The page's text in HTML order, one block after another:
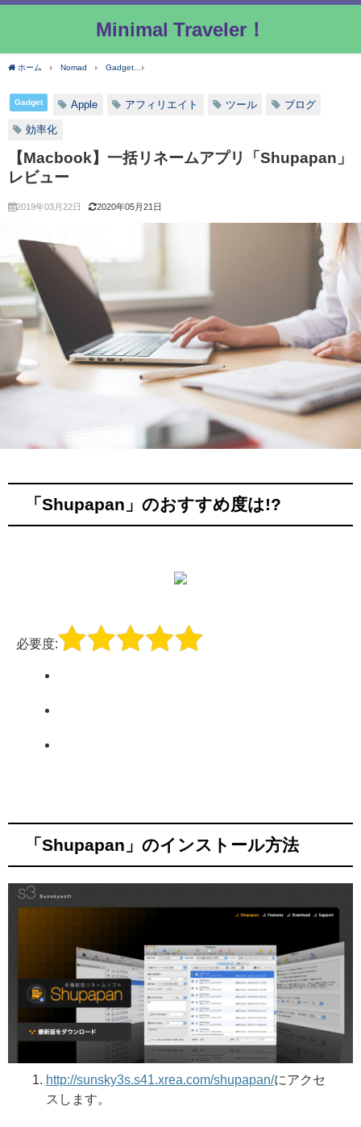
Minimal Traveler！
ホーム Nomad Gadget
Gadget Apple アフィリエイト ツール ブログ
効率化
【Macbook】一括リネームアプリ「Shupapan」
レビュー
2019年03月22日 2020年05月21日
「Shupapan」のおすすめ度は!?
必要度:
「Shupapan」のインストール方法
http://sunsky3s.s41.xrea.com/shupapan/にアクセ
スします。